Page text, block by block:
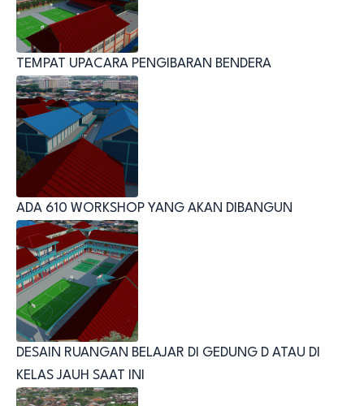
TEMPAT UPACARA PENGIBARAN BENDERA
ADA 610 WORKSHOP YANG AKAN DIBANGUN
DESAIN RUANGAN BELAJAR DI GEDUNG D ATAU DI
KELAS JAUH SAAT INI